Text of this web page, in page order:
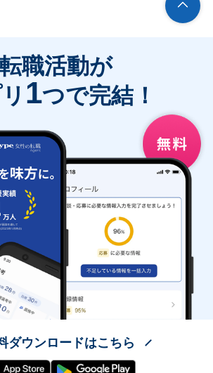
転職活動が
1つで完結！
ダウンロードはこちら